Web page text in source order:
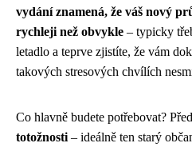
vydání znamená, že váš nový
rychleji než obvykle – typicky
letadlo a teprve zjistíte, že vám
takových stresových chvílích
Co hlavně budete potřebovat?
totožnosti – ideálně ten starý